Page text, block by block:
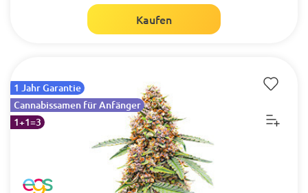
Kaufen
1 Jahr Garantie
Cannabissamen für Anfänger
1+1=3